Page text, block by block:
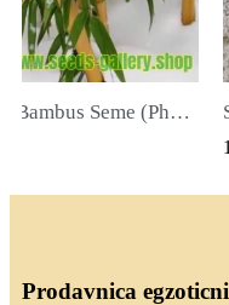
VIEWPinguita de Mono
Prodavnica